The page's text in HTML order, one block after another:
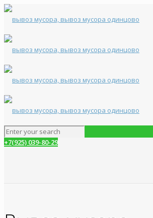
+7(925) 039-80-29